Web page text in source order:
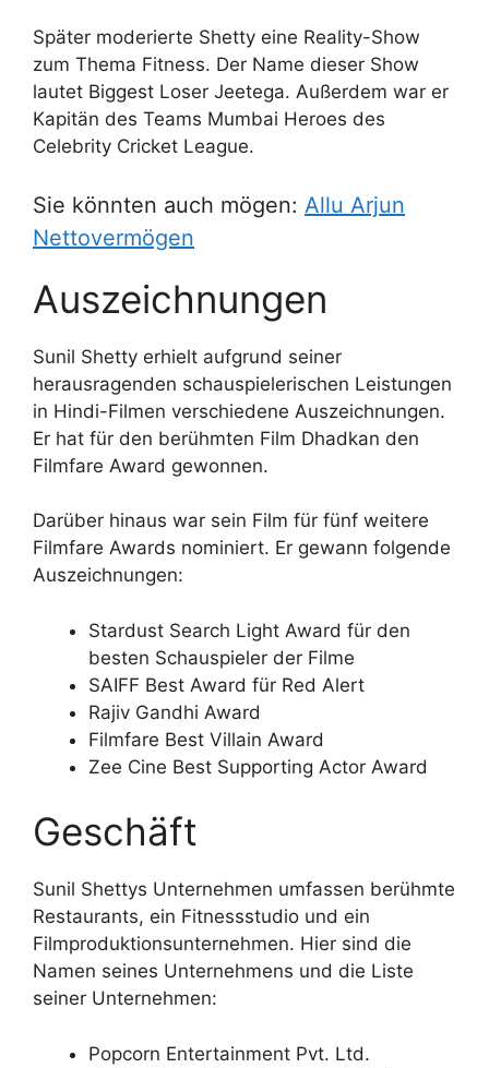
Später moderierte Shetty eine Reality-Show
zum Thema Fitness. Der Name dieser Show
lautet Biggest Loser Jeetega. Außerdem war er
Kapitän des Teams Mumbai Heroes des
Celebrity Cricket League.
Sie könnten auch mögen: Allu Arjun
Nettovermögen
Auszeichnungen
Sunil Shetty erhielt aufgrund seiner
herausragenden schauspielerischen Leistungen
in Hindi-Filmen verschiedene Auszeichnungen.
Er hat für den berühmten Film Dhadkan den
Filmfare Award gewonnen.
Darüber hinaus war sein Film für fünf weitere
Filmfare Awards nominiert. Er gewann folgende
Auszeichnungen:
Stardust Search Light Award für den
besten Schauspieler der Filme
SAIFF Best Award für Red Alert
Rajiv Gandhi Award
Filmfare Best Villain Award
Zee Cine Best Supporting Actor Award
Geschäft
Sunil Shettys Unternehmen umfassen berühmte
Restaurants, ein Fitnessstudio und ein
Filmproduktionsunternehmen. Hier sind die
Namen seines Unternehmens und die Liste
seiner Unternehmen:
Popcorn Entertainment Pvt. Ltd.